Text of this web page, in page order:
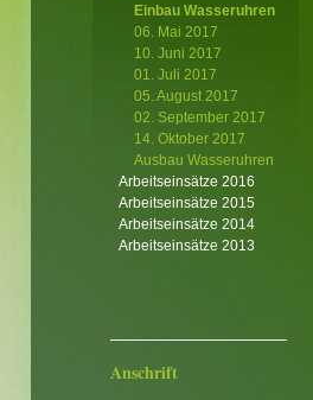
Einbau Wasseruhren
06. Mai 2017
10. Juni 2017
01. Juli 2017
05. August 2017
02. September 2017
14. Oktober 2017
Ausbau Wasseruhren
Arbeitseinsätze 2016
Arbeitseinsätze 2015
Arbeitseinsätze 2014
Arbeitseinsätze 2013
Anschrift